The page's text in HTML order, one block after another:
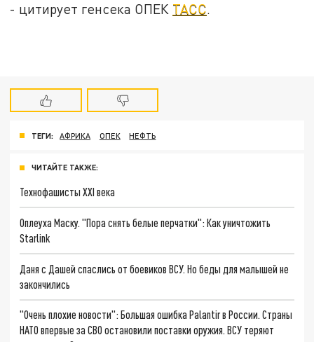
- цитирует генсека ОПЕК ТАСС.
ТЕГИ: АФРИКА ОПЕК НЕФТЬ
ЧИТАЙТЕ ТАКЖЕ:
Технофашисты XXI века
Оплеуха Маску. "Пора снять белые перчатки": Как уничтожить
Starlink
Даня с Дашей спаслись от боевиков ВСУ. Но беды для малышей не
закончились
"Очень плохие новости": Большая ошибка Palantir в России. Страны
НАТО впервые за СВО остановили поставки оружия. ВСУ теряют